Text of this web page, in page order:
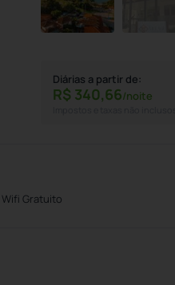
Diárias a partir de:
R$ 340,66/noite
Wifi Gratuito